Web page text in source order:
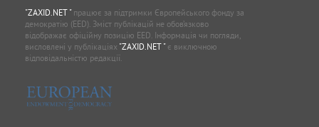
"ZAXID.NET "працює за підтримки Європейського фонду за
демократію (EED). Зміст публікацій не обов’язково
відображає офіційну позицію EED. Інформація чи погляди,
висловлені у публікаціях "ZAXID.NET "є виключною
відповідальністю редакції.